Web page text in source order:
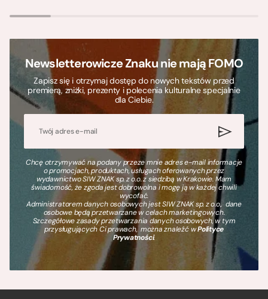
Newsletterowicze Znaku nie mają FOMO
Zapisz się i otrzymaj dostęp do nowych tekstów przed
premierą, zniżki, prezenty i polecenia kulturalne specjalnie
dla Ciebie.
Chcę otrzymywać na podany przeze mnie adres e-mail informacje
o promocjach, produktach, usługach oferowanych przez
wydawnictwo SIW ZNAK sp. z o.o. z siedzibą w Krakowie. Mam
świadomość, że zgoda jest dobrowolna i mogę ją w każdej chwili
wycofać.
Administratorem danych osobowych jest SIW ZNAK sp. z o.o., dane
osobowe będą przetwarzane w celach marketingowych.
Szczegółowe zasady przetwarzania danych osobowych, w tym
przysługujących Ci prawach, można znaleźć wPolityce
Prywatności.